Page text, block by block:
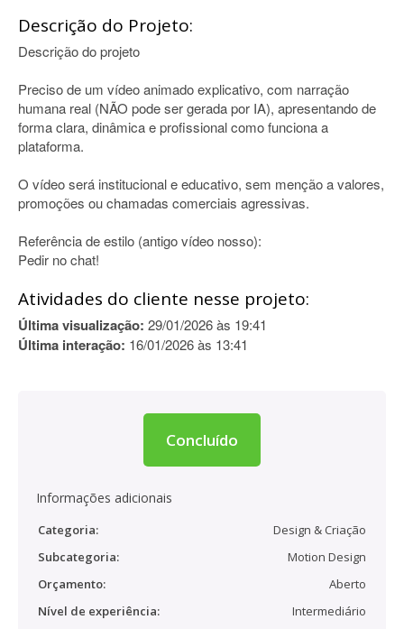
Descrição do Projeto:
Descrição do projeto
Preciso de um vídeo animado explicativo, com narração
humana real (NÃO pode ser gerada por IA), apresentando de
forma clara, dinâmica e profissional como funciona a
plataforma.
O vídeo será institucional e educativo, sem menção a valores,
promoções ou chamadas comerciais agressivas.
Referência de estilo (antigo vídeo nosso):
Pedir no chat!
Atividades do cliente nesse projeto:
Última visualização: 29/01/2026 às 19:41
Última interação: 16/01/2026 às 13:41
Concluído
Informações adicionais
Categoria:
Design & Criação
Subcategoria:
Motion Design
Orçamento:
Aberto
Nível de experiência:
Intermediário